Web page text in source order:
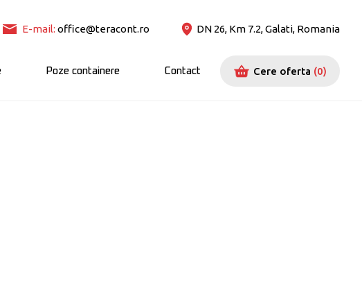
E-mail: office@teracont.ro DN 26, Km 7.2, Galati, Romania
Poze containere Contact Cere oferta (0)